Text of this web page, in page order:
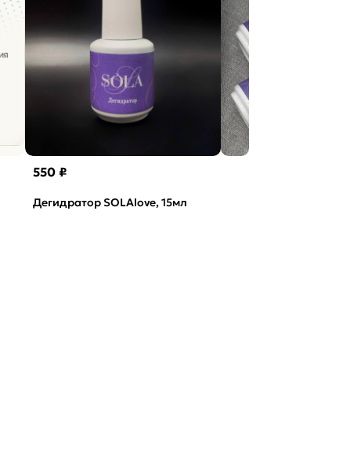
550 ₽
Дегидратор SOLAlove, 15мл